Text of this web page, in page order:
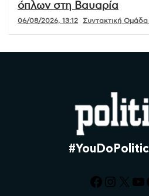
όπλων στη Βαυαρία
06/08/2026, 13:12 Συντακτική
X